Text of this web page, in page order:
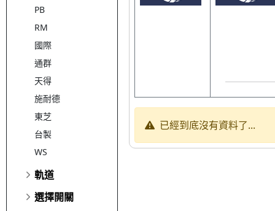
PB
RM
國際
通群
天得
施耐德
東芝
台製
WS
軌道
選擇開關
已經到底沒有資料了...